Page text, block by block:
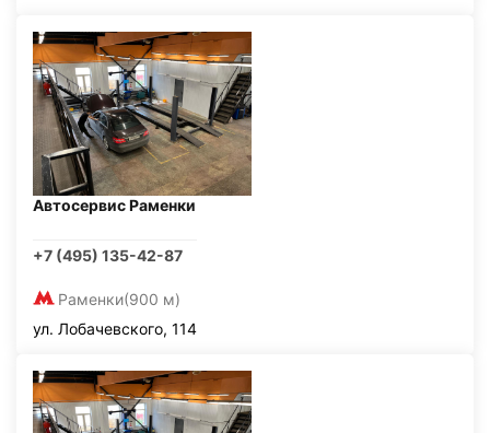
Автосервис Раменки
+7 (495) 135-42-87
Раменки(900 м)
ул. Лобачевского, 114